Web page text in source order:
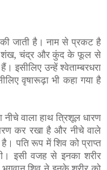
की जाती है। नाम से प्रकट है
शंख, चंद्र और कुंद के फूल से
उन्हें श्वेताम्बरधरा
वृषारूढ़ा भी कहा गया है
वाला हाथ त्रिशूल धारण
कर रखा है और नीचे वाले
पति रूप में शिव को प्राप्त
इसी वजह से इनका शरीर